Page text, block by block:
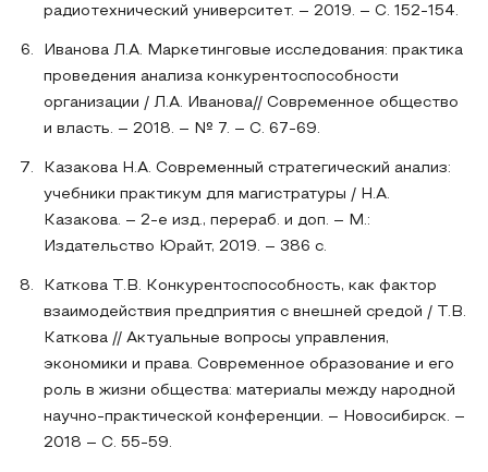
радиотехнический университет. – 2019. – С. 152-154.
Иванова Л.А. Маркетинговые исследования: практика
проведения анализа конкурентоспособности
организации / Л.А. Иванова// Современное общество
и власть. – 2018. – № 7. – С. 67-69.
Казакова Н.А. Современный стратегический анализ:
учебники практикум для магистратуры / Н.А.
Казакова. – 2-е изд., перераб. и доп. – М.:
Издательство Юрайт, 2019. – 386 с.
Каткова Т.В. Конкурентоспособность, как фактор
взаимодействия предприятия с внешней средой / Т.В.
Каткова // Актуальные вопросы управления,
экономики и права. Современное образование и его
роль в жизни общества: материалы между народной
научно-практической конференции. – Новосибирск. –
2018 – С. 55-59.